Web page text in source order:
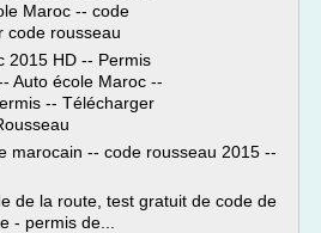
Maroc -- code
code rousseau
2015 HD -- Permis
Auto école Maroc --
-- Télécharger
marocain -- code rousseau 2015 --
de la route, test gratuit de code de
- permis de...